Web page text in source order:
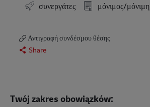
συνεργάτες
μόνιμος/μόνιμη
Αντιγραφή συνδέσμου θέσης
Share
Twój zakres obowiązków: